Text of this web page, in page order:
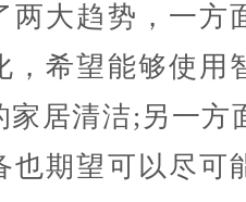
两大趋势，一方
，希望能够使用
家居清洁;另一方
也期望可以尽可